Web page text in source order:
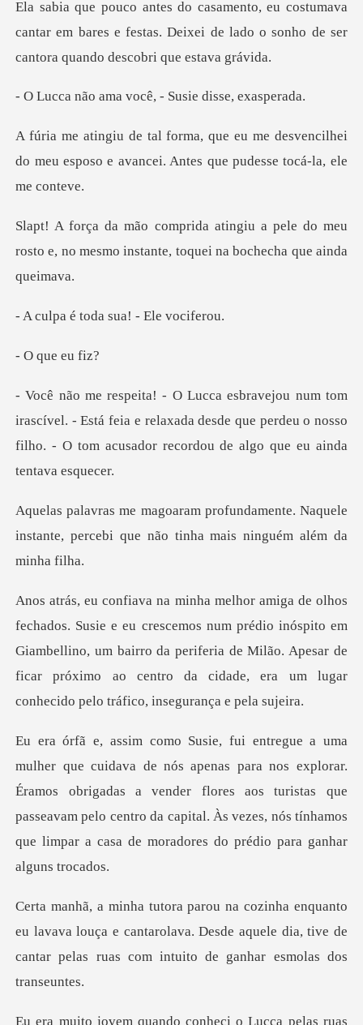
va
cantar em bares e festas. Deixei de lado o sonh
a você, - Susie
e desvencilhei
do meu esposo e avancei. A
pele do meu
rosto e, no mesmo instante,
toda sua! -
ue eu
l. - Está feia e relaxada desde que perdeu o nosso
filho. - O
nte. Naquele
instante, percebi que não
m prédio inóspito em
Giambellino, um bairro da periferia de Milão. Apesar de
ficar próxi
explorar.
Éramos obrigadas a vender flores aos turistas que
passeavam pelo centro da capital
avava louça e cantarolava. Desde aquele dia, tive de
canta